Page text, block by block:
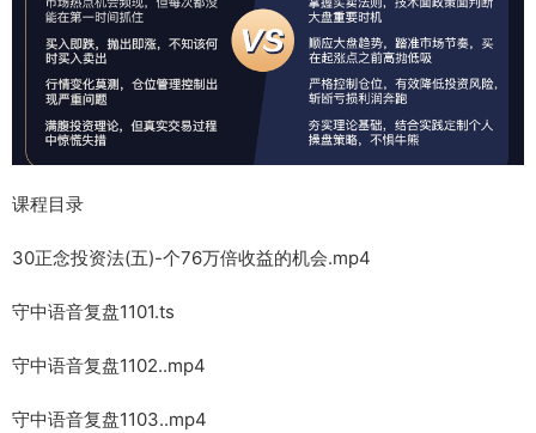
课程目录
30正念投资法(五)-个76万倍收益的机会.mp4
守中语音复盘1101.ts
守中语音复盘1102..mp4
守中语音复盘1103..mp4